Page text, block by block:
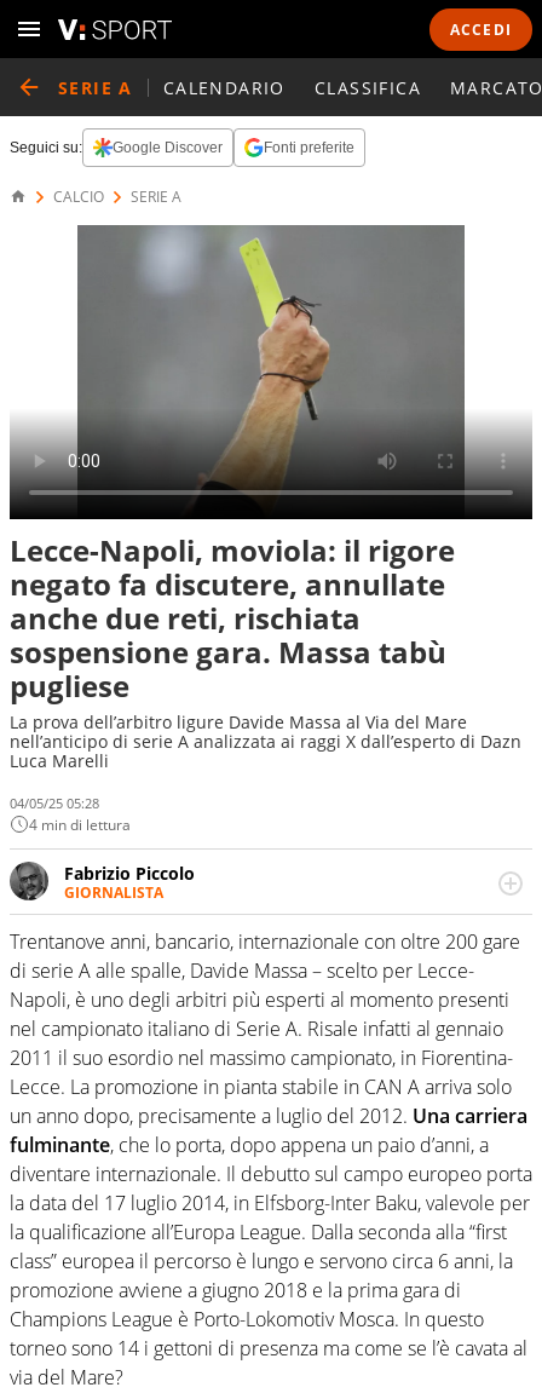
ACCEDI
SERIE A CALENDARIO CLASSIFICA
Seguici su: Google Discover Fonti preferite
CALCIO SERIE A
Lecce-Napoli, moviola: il rigore
negato fa discutere, annullate
anche due reti, rischiata
sospensione gara. Massa tabù
pugliese
La prova dell’arbitro ligure Davide Massa al Via del Mare
nell’anticipo di serie A analizzata ai raggi X dall’esperto di Dazn
Luca Marelli
04/05/25 05:28
4 min di lettura
Fabrizio Piccolo
GIORNALISTA
Nella sua carriera ha seguito numerose manifestazioni
sportive e collaborato con agenzie e testate. Esperienza,
competenza, conoscenza e memoria storica. Si occupa
prevalentemente di calcio
Trentanove anni, bancario, internazionale con oltre 200 gare
di serie A alle spalle, Davide Massa – scelto per Lecce-
Napoli, è uno degli arbitri più esperti al momento presenti
nel campionato italiano di Serie A. Risale infatti al gennaio
2011 il suo esordio nel massimo campionato, in Fiorentina-
Lecce. La promozione in pianta stabile in CAN A arriva solo
un anno dopo, precisamente a luglio del 2012. Una carriera
fulminante, che lo porta, dopo appena un paio d’anni, a
diventare internazionale. Il debutto sul campo europeo porta
la data del 17 luglio 2014, in Elfsborg-Inter Baku, valevole per
la qualificazione all’Europa League. Dalla seconda alla “first
class” europea il percorso è lungo e servono circa 6 anni, la
promozione avviene a giugno 2018 e la prima gara di
Champions League è Porto-Lokomotiv Mosca. In questo
torneo sono 14 i gettoni di presenza ma come se l’è cavata al
via del Mare?